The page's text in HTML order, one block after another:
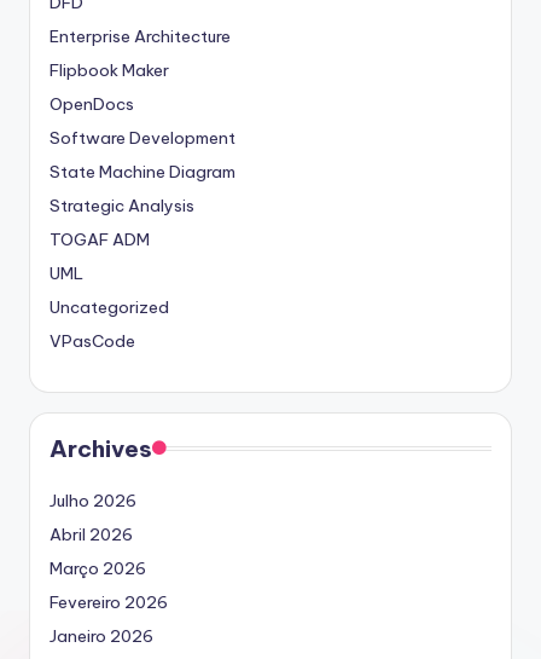
Enterprise Architecture
Flipbook Maker
OpenDocs
Software Development
State Machine Diagram
Strategic Analysis
TOGAF ADM
UML
Uncategorized
VPasCode
Archives
Julho 2026
Abril 2026
Março 2026
Fevereiro 2026
Janeiro 2026